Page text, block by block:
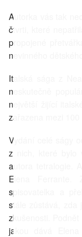
Autorka vás tak
čtvrti, které
propojené
nevinného
Italská sága z
neskutečně
největší žijící
zařazena mezi 100
Vydání celé ságy
z nich, které bylo
autora tetralogie.
Elena Ferrante.
spisovatelka a
stále zůstává, zda
zkušenosti.
jakou dává